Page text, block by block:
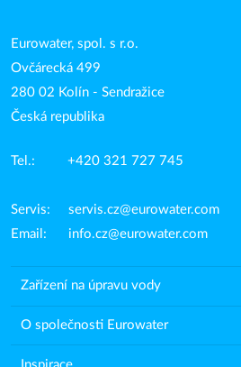
Eurowater, spol. s r.o.
Ovčárecká 499
280 02 Kolín - Sendražice
Česká republika
Tel.: +420 321 727 745
Servis:servis.cz@eurowater.com
Email: info.cz@eurowater.com
Zařízení na úpravu vody
O společnosti Eurowater